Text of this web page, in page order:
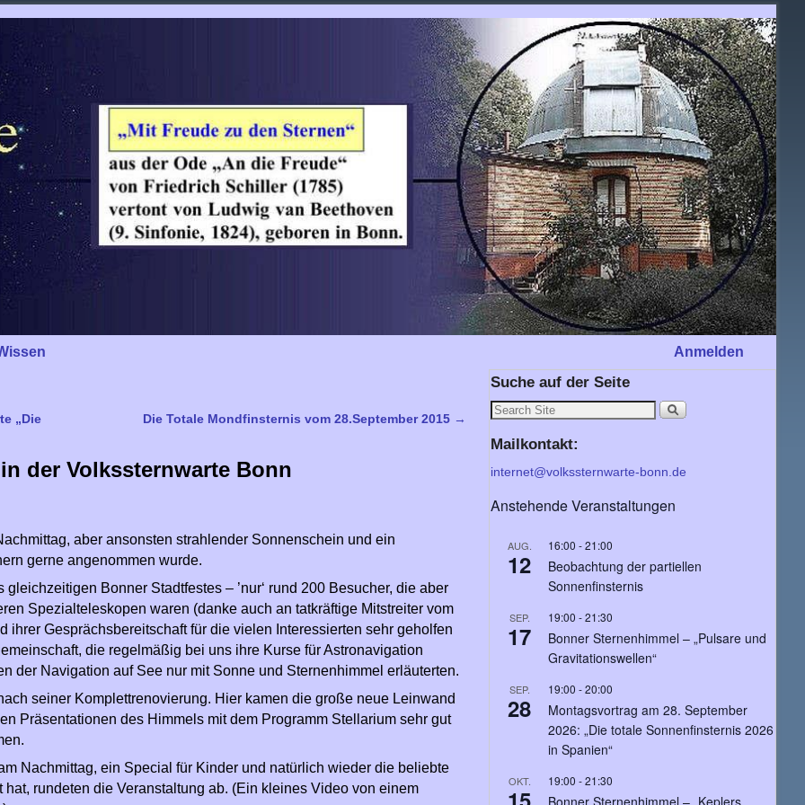
Anmelden
„Die
Die Totale Mondfinsternis vom 28.September 2015 →
der Volkssternwarte Bonn
aber ansonsten strahlender Sonnenschein und ein
gerne angenommen wurde.
Bonner Stadtfestes – ’nur‘ rund 200 Besucher, die aber
Spezialteleskopen waren (danke auch an tatkräftige Mitstreiter vom
ihrer Gesprächsbereitschaft für die vielen Interessierten sehr geholfen
die regelmäßig bei uns ihre Kurse für Astronavigation
der Navigation auf See nur mit Sonne und Sternenhimmel erläuterten.
seiner Komplettrenovierung. Hier kamen die große neue Leinwand
Präsentationen des Himmels mit dem Programm Stellarium sehr gut
Nachmittag, ein Special für Kinder und natürlich wieder die beliebte
rundeten die Veranstaltung ab. (Ein kleines Video von einem
Suche auf der Seite
Mailkontakt:
internet@volkssternwarte-bonn.de
Anstehende Veranstaltungen
AUG.
12
16:00 -21:00
Beobachtung der partiellen
Sonnenfinsternis
SEP.
17
19:00 -21:30
Bonner Sternenhimmel – „Pulsare und
Gravitationswellen“
SEP.
28
19:00 -20:00
Montagsvortrag am 28. September
2026: „Die totale Sonnenfinsternis 2026
in Spanien“
OKT. 19:00 -21:30
Bonner Sternenhimmel – „Keplers